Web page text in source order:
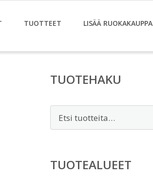
TUOTTEET LISÄÄ RUOKAKAUPPA
TUOTEHAKU
TUOTEALUEET